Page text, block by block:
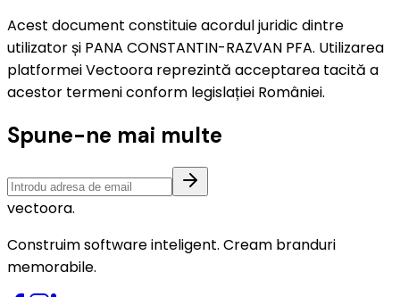
Acest document constituie acordul juridic dintre
utilizator și PANA CONSTANTIN-RAZVAN PFA. Utilizarea
platformei Vectoora reprezintă acceptarea tacită a
acestor termeni conform legislației României.
Spune-ne mai multe
vectoora.
Construim software inteligent. Cream branduri
memorabile.